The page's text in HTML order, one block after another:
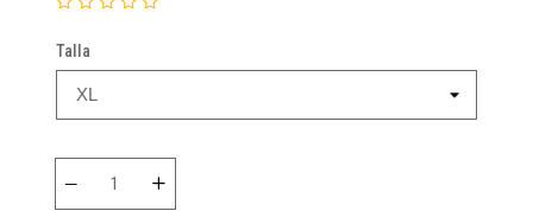
Talla